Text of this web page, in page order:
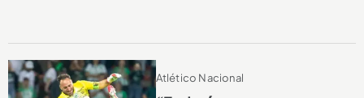
Atlético Nacional